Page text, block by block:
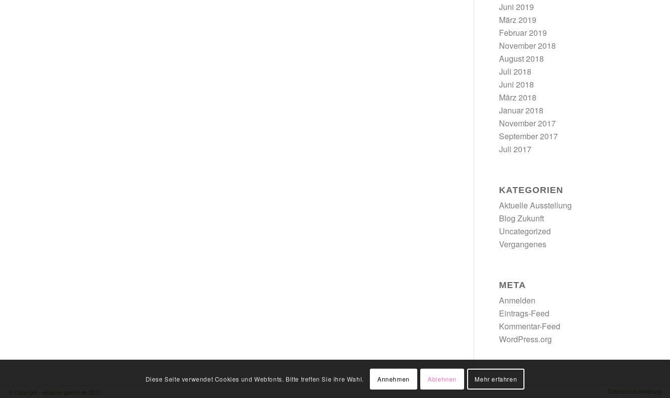
Juni 2019
März 2019
Februar 2019
November 2018
August 2018
Juli 2018
Juni 2018
März 2018
Januar 2018
November 2017
September 2017
Juli 2017
KATEGORIEN
Aktuelle Ausstellung
Blog Zukunft
Uncategorized
Vergangenes
META
Anmelden
Eintrags-Feed
Kommentar-Feed
WordPress.org
© Copyright - skulptur-galerie.de 2017 Datenschutzerklärung
Diese Seite verwendet Cookies und Webfonts. Bitte treffen Sie ihre Wahl. Annehmen Ablehnen Mehr erfahren